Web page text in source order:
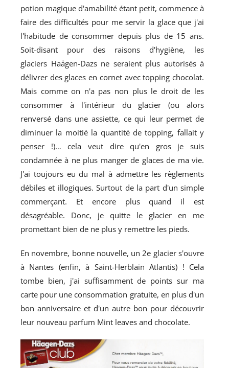
potion magique d'amabilité étant petit, commence à
faire des difficultés pour me servir la glace que j'ai
l'habitude de consommer depuis plus de 15 ans.
Soit-disant pour des raisons d'hygiène, les
glaciers Haägen-Dazs ne seraient plus autorisés à
délivrer des glaces en cornet avec topping chocolat.
Mais comme on n'a pas non plus le droit de les
consommer à l'intérieur du glacier (ou alors
renversé dans une assiette, ce qui leur permet de
diminuer la moitié la quantité de topping, fallait y
penser !)… cela veut dire qu'en gros je suis
condamnée à ne plus manger de glaces de ma vie.
J'ai toujours eu du mal à admettre les règlements
débiles et illogiques. Surtout de la part d'un simple
commerçant. Et encore plus quand il est
désagréable. Donc, je quitte le glacier en me
promettant bien de ne plus y remettre les pieds.
En novembre, bonne nouvelle, un 2e glacier s'ouvre
à Nantes (enfin, à Saint-Herblain Atlantis) ! Cela
tombe bien, j'ai suffisamment de points sur ma
carte pour une consommation gratuite, en plus d'un
bon anniversaire et d'un autre bon pour découvrir
leur nouveau parfum Mint leaves and chocolate.